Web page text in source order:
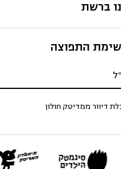
ברשת
התפוצה
דיוור ממדיטק חולון